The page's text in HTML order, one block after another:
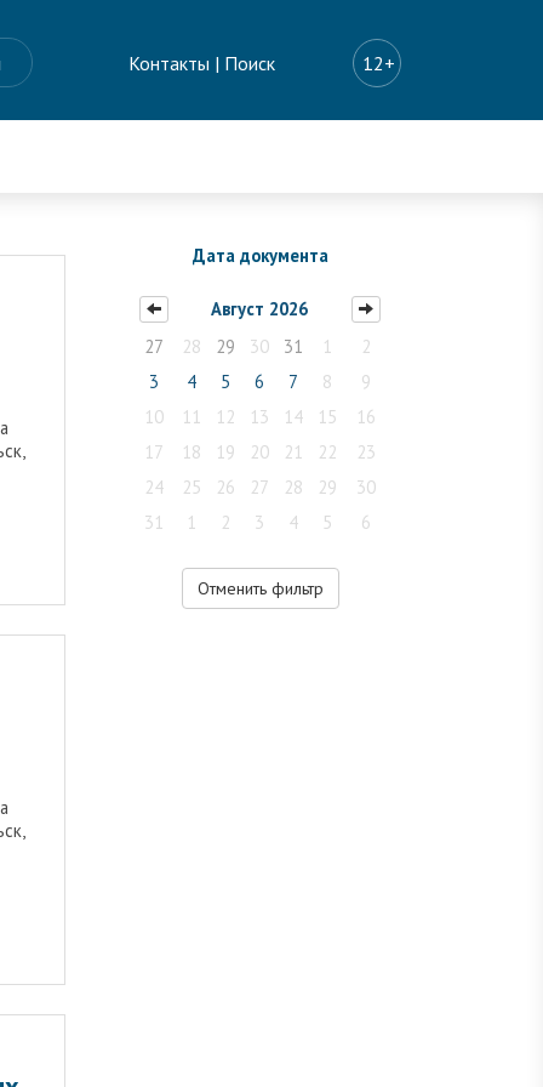
Контакты | Поиск 12+
Дата документа
Август 2026
27
28 29 30 31 1
2
3
4 5 6 7 8
9
10
11 12 13 14 15
16
17
18 19 20 21 22
23
24
25 26 27 28 29
30
31
1 2 3 4 5 6
Отменить фильтр